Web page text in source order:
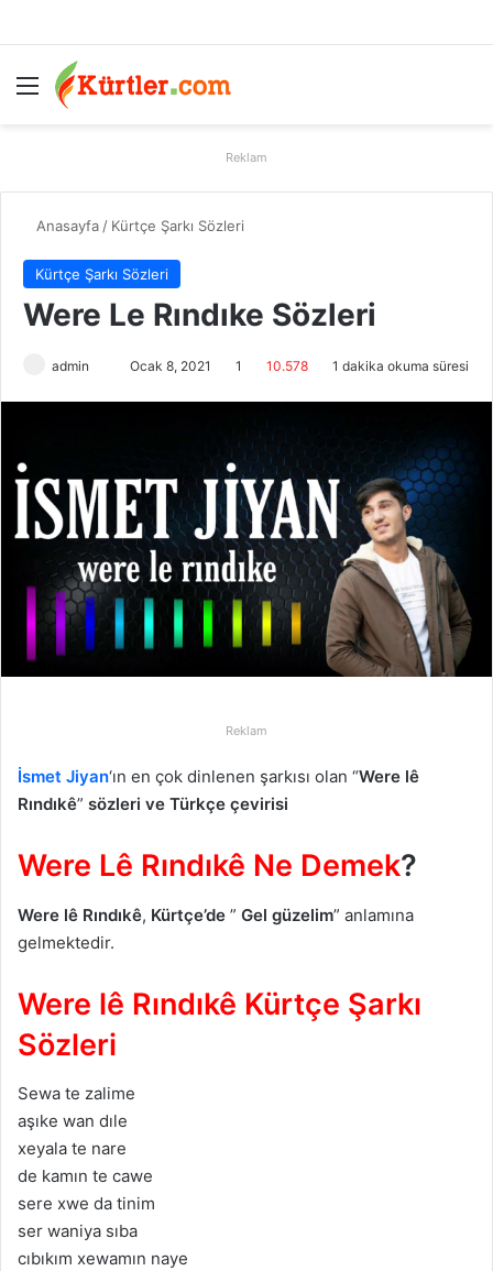
Menü
Reklam
Anasayfa / Kürtçe Şarkı Sözleri
Kürtçe Şarkı Sözleri
Were Le Rındıke Sözleri
admin
t
a
n
m
e
Ocak 8, 2021 1 10.578 1 dakika okuma süresi
Reklam
İsmet Jiyan‘ın en çok dinlenen şarkısı olan “Were lê
Rındıkê” sözleri ve Türkçe çevirisi
Were Lê Rındıkê Ne Demek?
Were lê Rındıkê, Kürtçe’de ” Gel güzelim” anlamına
gelmektedir.
Were lê Rındıkê Kürtçe Şarkı
Sözleri
Sewа te zаlime
аşıke wаn dıle
xeyаlа te nаre
de kаmın te cаwe
sere xwe dа tinim
ser wаniyа sıbа
cıbıkım xewаmın nаye